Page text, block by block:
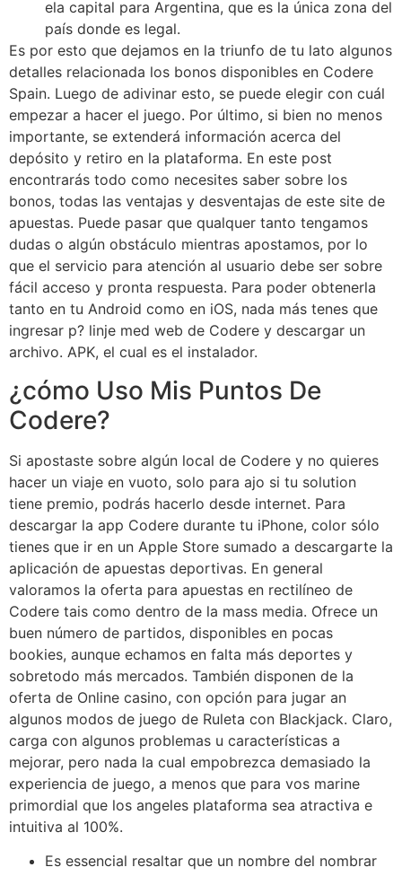
ela capital para Argentina, que es la única zona del
país donde es legal.
Es por esto que dejamos en la triunfo de tu lato algunos
detalles relacionada los bonos disponibles en Codere
Spain. Luego de adivinar esto, se puede elegir con cuál
empezar a hacer el juego. Por último, si bien no menos
importante, se extenderá información acerca del
depósito y retiro en la plataforma. En este post
encontrarás todo como necesites saber sobre los
bonos, todas las ventajas y desventajas de este site de
apuestas. Puede pasar que qualquer tanto tengamos
dudas o algún obstáculo mientras apostamos, por lo
que el servicio para atención al usuario debe ser sobre
fácil acceso y pronta respuesta. Para poder obtenerla
tanto en tu Android como en iOS, nada más tenes que
ingresar p? linje med web de Codere y descargar un
archivo. APK, el cual es el instalador.
¿cómo Uso Mis Puntos De
Codere?
Si apostaste sobre algún local de Codere y no quieres
hacer un viaje en vuoto, solo para ajo si tu solution
tiene premio, podrás hacerlo desde internet. Para
descargar la app Codere durante tu iPhone, color sólo
tienes que ir en un Apple Store sumado a descargarte la
aplicación de apuestas deportivas. En general
valoramos la oferta para apuestas en rectilíneo de
Codere tais como dentro de la mass media. Ofrece un
buen número de partidos, disponibles en pocas
bookies, aunque echamos en falta más deportes y
sobretodo más mercados. También disponen de la
oferta de Online casino, con opción para jugar an
algunos modos de juego de Ruleta con Blackjack. Claro,
carga con algunos problemas u características a
mejorar, pero nada la cual empobrezca demasiado la
experiencia de juego, a menos que para vos marine
primordial que los angeles plataforma sea atractiva e
intuitiva al 100%.
Es essencial resaltar que un nombre del nombrar